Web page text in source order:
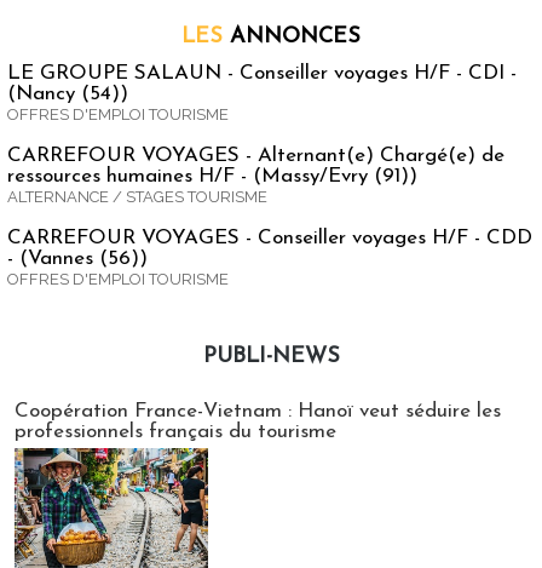
LES ANNONCES
LE GROUPE SALAUN - Conseiller voyages H/F - CDI -
(Nancy (54))
OFFRES D'EMPLOI TOURISME
CARREFOUR VOYAGES - Alternant(e) Chargé(e) de
ressources humaines H/F - (Massy/Evry (91))
ALTERNANCE / STAGES TOURISME
CARREFOUR VOYAGES - Conseiller voyages H/F - CDD
- (Vannes (56))
OFFRES D'EMPLOI TOURISME
PUBLI-NEWS
Coopération France-Vietnam : Hanoï veut séduire les
professionnels français du tourisme